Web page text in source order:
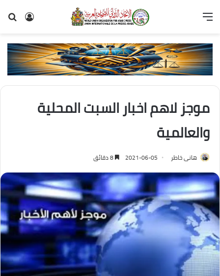
تسجيل
القائمة
موجز لاهم اخبار السبت المحلية
والعالمية
هانى خاطر 2021-06-05